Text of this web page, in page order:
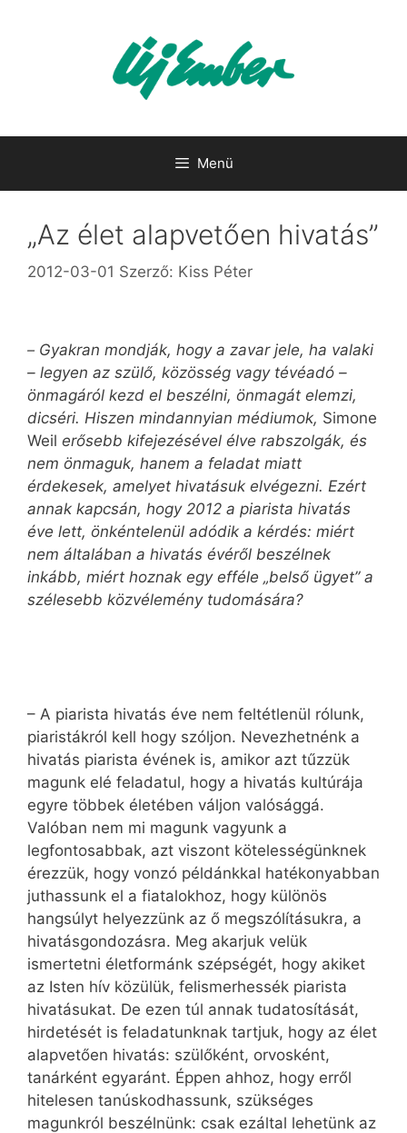
Menü
„Az élet alapvetően hivatás”
2012-03-01 Szerző: Kiss Péter
– Gyakran mondják, hogy a zavar jele, ha valaki
– legyen az szülő, közösség vagy tévéadó –
önmagáról kezd el beszélni, önmagát elemzi,
dicséri. Hiszen mindannyian médiumok, Simone
Weil erősebb kifejezésével élve rabszolgák, és
nem önmaguk, hanem a feladat miatt
érdekesek, amelyet hivatásuk elvégezni. Ezért
annak kapcsán, hogy 2012 a piarista hivatás
éve lett, önkéntelenül adódik a kérdés: miért
nem általában a hivatás évéről beszélnek
inkább, miért hoznak egy efféle „belső ügyet” a
szélesebb közvélemény tudomására?
– A piarista hivatás éve nem feltétlenül rólunk,
piaristákról kell hogy szóljon. Nevezhetnénk a
hivatás piarista évének is, amikor azt tűzzük
magunk elé feladatul, hogy a hivatás kultúrája
egyre többek életében váljon valósággá.
Valóban nem mi magunk vagyunk a
legfontosabbak, azt viszont kötelességünknek
érezzük, hogy vonzó példánkkal hatékonyabban
juthassunk el a fiatalokhoz, hogy különös
hangsúlyt helyezzünk az ő megszólításukra, a
hivatásgondozásra. Meg akarjuk velük
ismertetni életformánk szépségét, hogy akiket
az Isten hív közülük, felismerhessék piarista
hivatásukat. De ezen túl annak tudatosítását,
hirdetését is feladatunknak tartjuk, hogy az élet
alapvetően hivatás: szülőként, orvosként,
tanárként egyaránt. Éppen ahhoz, hogy erről
hitelesen tanúskodhassunk, szükséges
magunkról beszélnünk: csak ezáltal lehetünk az